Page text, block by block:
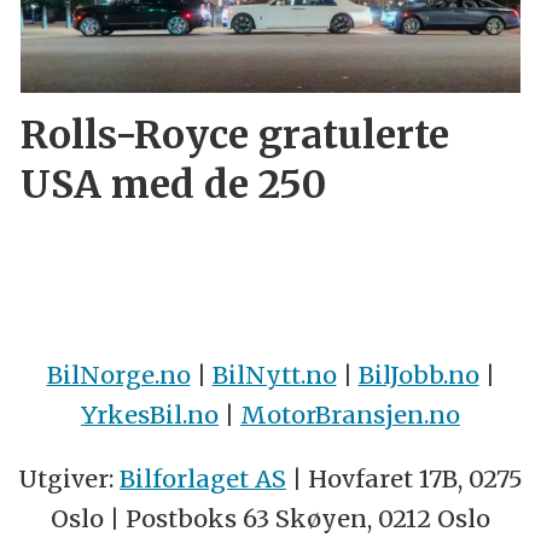
Rolls-Royce gratulerte
USA med de 250
BilNorge.no| BilNytt.no| BilJobb.no|
YrkesBil.no | MotorBransjen.no
Utgiver: Bilforlaget AS | Hovfaret 17B, 0275
Oslo | Postboks 63 Skøyen, 0212 Oslo